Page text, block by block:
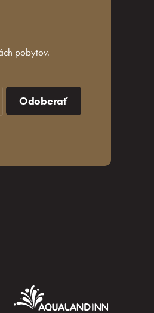
pobytov.
Odoberať